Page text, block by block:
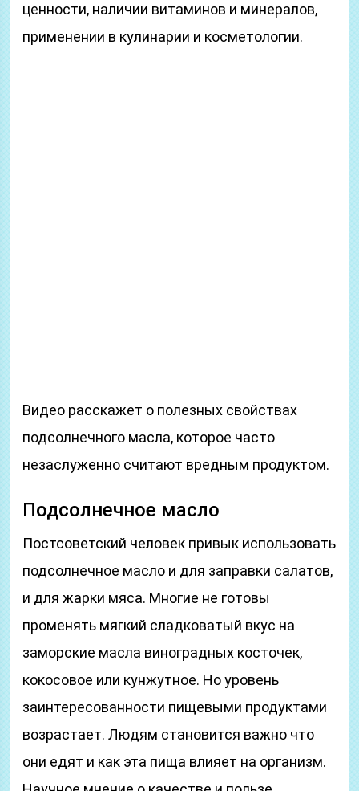
ценности, наличии витаминов и минералов,
применении в кулинарии и косметологии.
Видео расскажет о полезных свойствах
подсолнечного масла, которое часто
незаслуженно считают вредным продуктом.
Подсолнечное масло
Постсоветский человек привык использовать
подсолнечное масло и для заправки салатов,
и для жарки мяса. Многие не готовы
променять мягкий сладковатый вкус на
заморские масла виноградных косточек,
кокосовое или кунжутное. Но уровень
заинтересованности пищевыми продуктами
возрастает. Людям становится важно что
они едят и как эта пища влияет на организм.